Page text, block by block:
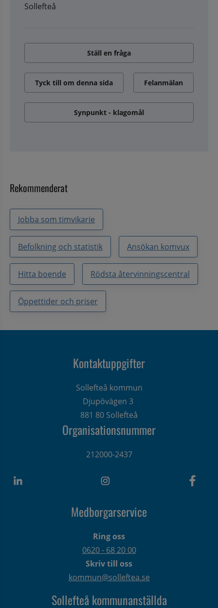
Sollefteå
Ställ en fråga
Tyck till om denna sida Felanmälan
Synpunkt - klagomål
Rekommenderat
Jobba som timvikarie
Befolkning och statistik Ansökan komvux
Hitta boende Rödsta återvinningscentral
Öppettider och priser
Kontaktuppgifter
Sollefteå kommun
Djupövägen 3
881 80 Sollefteå
Organisationsnummer
212000-2437
Medborgarservice
Ring oss
0620 - 68 20 00
Skriv till oss
kommun@solleftea.se
Sollefteå kommunanställda